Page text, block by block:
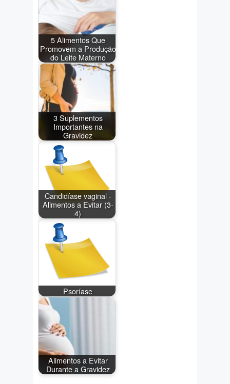
5 Alimentos Que
Promovem a Produção
do Leite Materno
3 Suplementos
Importantes na
Gravidez
Candidíase vaginal -
Alimentos a Evitar (3-
4)
Psoríase
Alimentos a Evitar
Durante a Gravidez